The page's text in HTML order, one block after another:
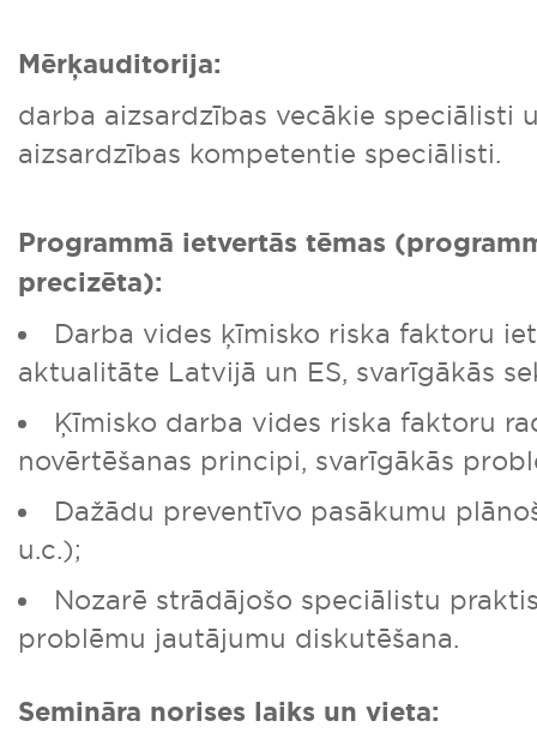
Mērķauditorija:
darba aizsardzības vecākie speciālisti
aizsardzības kompetentie speciālisti.
Programmā ietvertās tēmas
precizēta):
Darba vides ķīmisko riska faktoru
aktualitāte Latvijā un ES, svarīgākās
Ķīmisko darba vides riska faktoru
novērtēšanas principi, svarīgākās
Dažādu preventīvo pasākumu
u.c.);
Nozarē strādājošo speciālistu
problēmu jautājumu diskutēšana.
Semināra norises laiks un vieta: